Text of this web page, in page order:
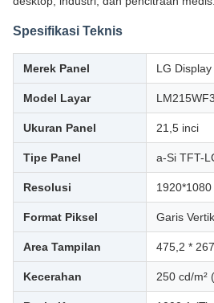
Spesifikasi Teknis
Merek Panel LG Display
Model Layar
Ukuran Panel 21,5 inci
Tipe Panel a-Si TFT-
Resolusi
Format Piksel Garis
Area Tampilan 475,2 *
Kecerahan 250 cd/m²